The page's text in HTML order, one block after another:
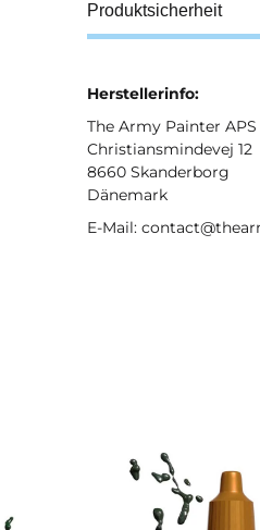
Produktsicherheit
Herstellerinfo:
The Army Painter APS
Christiansmindevej 12
8660 Skanderborg
Dänemark
E-Mail: